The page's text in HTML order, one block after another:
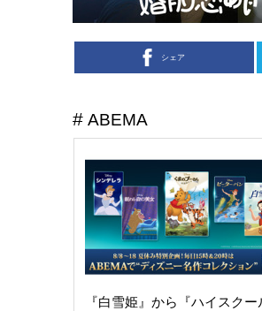
シェア
ABEMA
『白雪姫』から『ハイスクー